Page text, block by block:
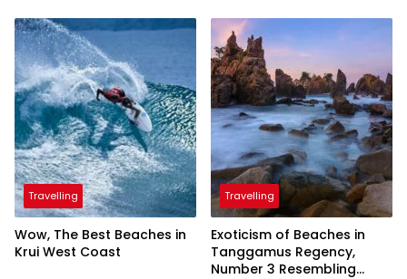
President
Travelling
Wow, The Best Beaches in
Krui West Coast
Travelling
Exoticism of Beaches in
Tanggamus Regency,
Number 3 Resembling